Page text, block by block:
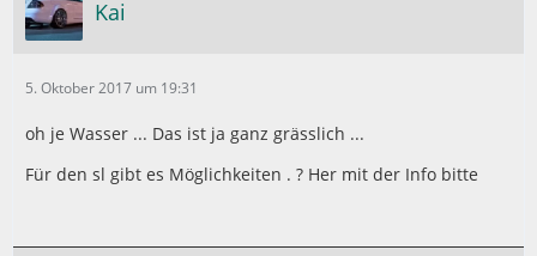
Kai
5. Oktober 2017 um 19:31
oh je Wasser ... Das ist ja ganz grässlich ...
Für den sl gibt es Möglichkeiten . ? Her mit der Info bitte